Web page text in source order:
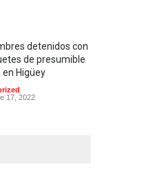
detenidos con
de presumible
en Higüey
17, 2022